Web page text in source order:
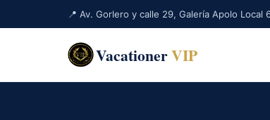
📍 Av. Gorlero y calle 29, Galería Apolo Local
VacationerVIP